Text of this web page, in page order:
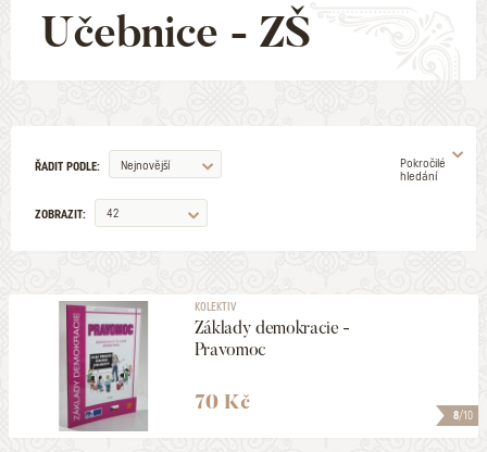
Učebnice - ZŠ
Pokročilé
hledání
ŘADIT PODLE: Nejnovější
ZOBRAZIT: 42
ILUSTRÁTOR
VYDAVATELSTVÍ
8/10
KOLEKTIV
Základy demokracie -
Pravomoc
70 Kč